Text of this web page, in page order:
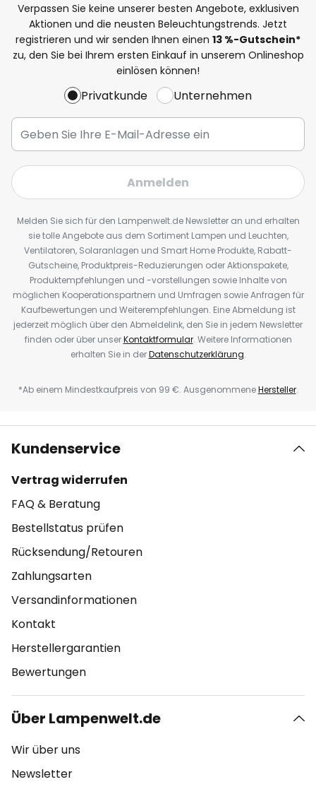
Verpassen Sie keine unserer besten Angebote, exklusiven
Aktionen und die neusten Beleuchtungstrends. Jetzt
registrieren und wir senden Ihnen einen 13 %-Gutschein*
zu, den Sie bei Ihrem ersten Einkauf in unserem Onlineshop
einlösen können!
Privatkunde Unternehmen
Anmelden
Melden Sie sich für den Lampenwelt.de Newsletter an und erhalten
sie tolle Angebote aus dem Sortiment Lampen und Leuchten,
Ventilatoren, Solaranlagen und Smart Home Produkte, Rabatt-
Gutscheine, Produktpreis-Reduzierungen oder Aktionspakete,
Produktempfehlungen und -vorstellungen sowie Inhalte von
möglichen Kooperationspartnern und Umfragen sowie Anfragen für
Kaufbewertungen und Weiterempfehlungen. Eine Abmeldung ist
jederzeit möglich über den Abmeldelink, den Sie in jedem Newsletter
finden oder über unserKontaktformular. Weitere Informationen
erhalten Sie in derDatenschutzerklärung.
*Ab einem Mindestkaufpreis von 99 €. AusgenommeneHersteller.
Kundenservice
Vertrag widerrufen
FAQ & Beratung
Bestellstatus prüfen
Rücksendung/Retouren
Zahlungsarten
Versandinformationen
Kontakt
Herstellergarantien
Bewertungen
Über Lampenwelt.de
Wir über uns
Newsletter